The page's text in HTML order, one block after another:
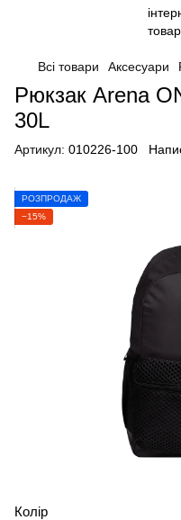
Всі товари Аксесуари
Рюкзак Arena
30L
Артикул: 010226-100
РОЗПРОДАЖ
−15%
Колір